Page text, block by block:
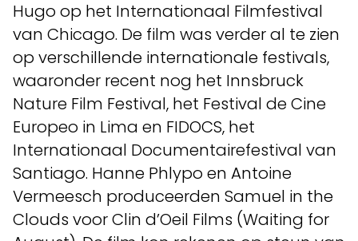
Hugo op het Internationaal Filmfestival
van Chicago. De film was verder al te zien
op verschillende internationale festivals,
waaronder recent nog het Innsbruck
Nature Film Festival, het Festival de Cine
Europeo in Lima en FIDOCS, het
Internationaal Documentairefestival van
Santiago. Hanne Phlypo en Antoine
Vermeesch produceerden Samuel in the
Clouds voor Clin d’Oeil Films (Waiting for